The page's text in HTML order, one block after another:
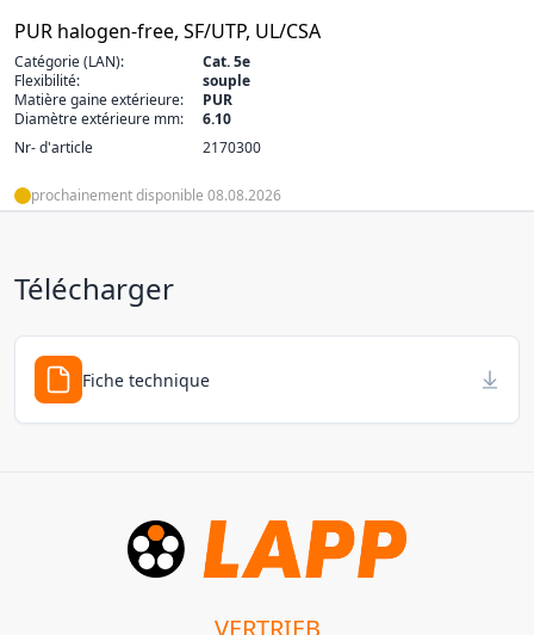
PUR halogen-free, SF/UTP, UL/CSA
Catégorie (LAN):
Cat. 5e
Flexibilité:
souple
Matière gaine extérieure:
PUR
Diamètre extérieure mm:
6.10
Nr- d'article
2170300
prochainement disponible 08.08.2026
Télécharger
Fiche technique
VERTRIEB